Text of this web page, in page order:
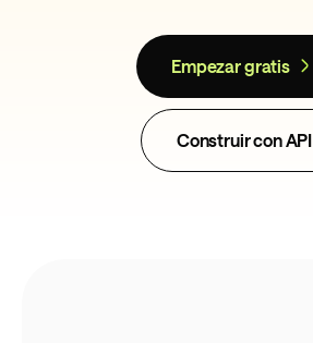
Empezar gratis
Construir con API